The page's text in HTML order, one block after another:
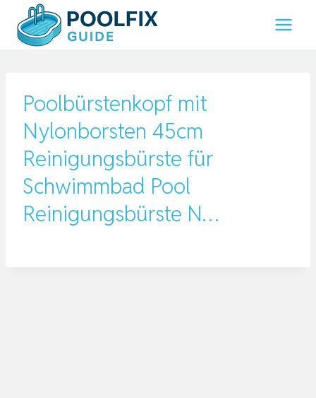
Inhalt
springen
Poolbürstenkopf mit
Nylonborsten 45cm
Reinigungsbürste für
Schwimmbad Pool
Reinigungsbürste N…